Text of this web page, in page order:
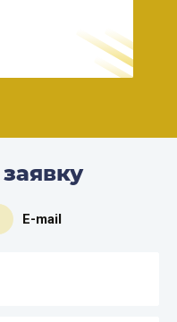
E-mail